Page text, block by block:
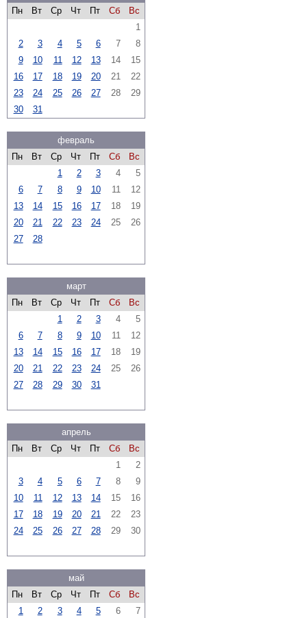
Пн
Вт Ср Чт Пт Сб
Вс
1
2
3 4 5 6 7
8
9
10 11 12 13 14
15
16
17 18 19 20 21
22
23
24 25 26 27 28
29
30
31
февраль
Пн
Вт Ср Чт Пт Сб
Вс
1
2 3 4
5
6
7 8 9 10 11
12
13
14 15 16 17 18
19
20
21 22 23 24 25
26
27
28
март
Пн
Вт Ср Чт Пт Сб
Вс
1
2 3 4
5
6
7 8 9 10 11
12
13
14 15 16 17 18
19
20
21 22 23 24 25
26
27
28 29 30 31
апрель
Пн
Вт Ср Чт Пт Сб
Вс
1
2
3
4 5 6 7 8
9
10
11 12 13 14 15
16
17
18 19 20 21 22
23
24
25 26 27 28 29 30
май
Пн
Вт Ср Чт Пт Сб
Вс
1
2 3 4 5 6
7